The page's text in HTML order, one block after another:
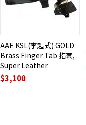
AAE KSL(李起式) GOLD
Brass Finger Tab 指套,
Super Leather
$3,100